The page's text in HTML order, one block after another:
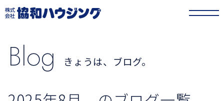
協和ハウジング> きょうは、ブログ。
Blog きょうは、ブログ。